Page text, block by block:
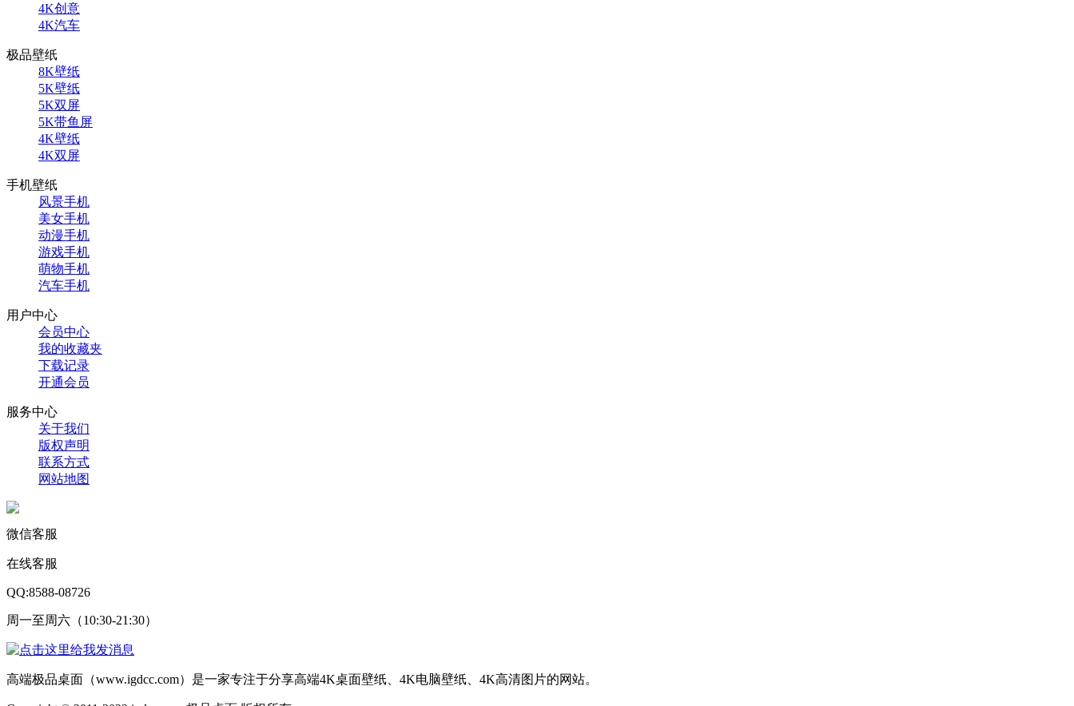
4K创意
4K汽车
极品壁纸
8K壁纸
5K壁纸
5K双屏
5K带鱼屏
4K壁纸
4K双屏
手机壁纸
风景手机
美女手机
动漫手机
游戏手机
萌物手机
汽车手机
用户中心
会员中心
我的收藏夹
下载记录
开通会员
服务中心
关于我们
版权声明
联系方式
网站地图
微信客服
在线客服
QQ:8588-08726
周一至周六（10:30-21:30）
高端极品桌面（www.igdcc.com）是一家专注于分享高端4K桌面壁纸、4K电脑壁纸、4K高清图片的网站。